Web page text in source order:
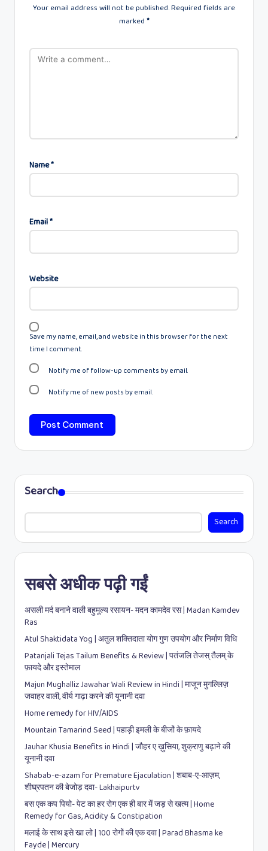
Your email address will not be published.Required fields are
marked*
Name*
Email*
Website
Save my name, email, and website in this browser for the next
time I comment.
Notify me of follow-up comments by email.
Notify me of new posts by email.
Search
Search
सबसे अधीक पढ़ी गईं
असली मर्द बनाने वाली बहुमूल्य रसायन- मदन कामदेव रस | Madan Kamdev
Ras
Atul Shaktidata Yog | अतुल शक्तिदाता योग गुण उपयोग और निर्माण विधि
Patanjali Tejas Tailum Benefits & Review | पतंजलि तेजस् तैलम् के
फ़ायदे और इस्तेमाल
Majun Mughalliz Jawahar Wali Review in Hindi | माजून मुगल्लिज़
जवाहर वाली, वीर्य गाढ़ा करने की यूनानी दवा
Home remedy for HIV/AIDS
Mountain Tamarind Seed | पहाड़ी इमली के बीजों के फ़ायदे
Jauhar Khusia Benefits in Hindi | जौहर ए ख़ुसिया, शुक्राणु बढ़ाने की
यूनानी दवा
Shabab-e-azam for Premature Ejaculation | शबाब-ए-आज़म,
शीघ्रपतन की बेजोड़ दवा- Lakhaipurtv
बस एक कप पियो- पेट का हर रोग एक ही बार में जड़ से खत्म | Home
Remedy for Gas, Acidity & Constipation
मलाई के साथ इसे खा लो | 100 रोगों की एक दवा | Parad Bhasma ke
Fayde | Mercury